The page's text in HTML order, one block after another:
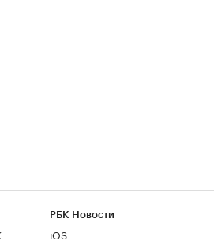
РБК Новости
iOS